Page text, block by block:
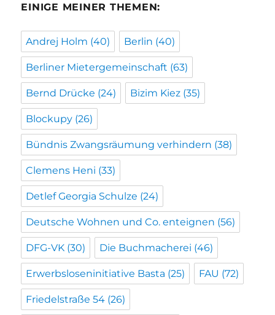
EINIGE MEINER THEMEN:
Andrej Holm (40) Berlin (40)
Berliner Mietergemeinschaft (63)
Bernd Drücke (24) Bizim Kiez (35)
Blockupy (26)
Bündnis Zwangsräumung verhindern (38)
Clemens Heni (33)
Detlef Georgia Schulze (24)
Deutsche Wohnen und Co. enteignen (56)
DFG-VK (30) Die Buchmacherei (46)
Erwerbsloseninitiative Basta (25) FAU (72)
Friedelstraße 54 (26)